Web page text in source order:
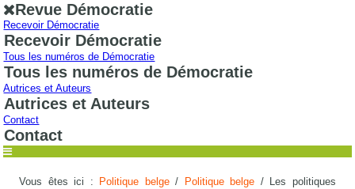
Revue Démocratie
Recevoir Démocratie
Recevoir Démocratie
Tous les numéros de Démocratie
Tous les numéros de Démocratie
Autrices et Auteurs
Autrices et Auteurs
Contact
Contact
Vous êtes ici : Politique belge/ Politique belge / Les politiques